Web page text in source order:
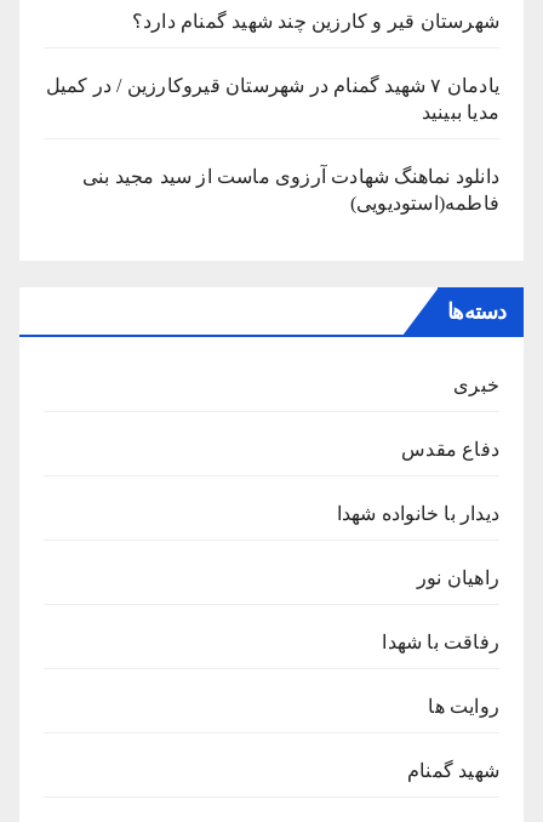
شهرستان قیر و کارزین چند شهید گمنام دارد؟
یادمان ۷ شهید گمنام در شهرستان قیروکارزین / در کمیل
مدیا ببینید
دانلود نماهنگ شهادت آرزوی ماست از سید مجید بنی
فاطمه(استودیویی)
دسته‌ها
خبری
دفاع مقدس
دیدار با خانواده شهدا
راهیان نور
رفاقت با شهدا
روایت ها
شهید گمنام